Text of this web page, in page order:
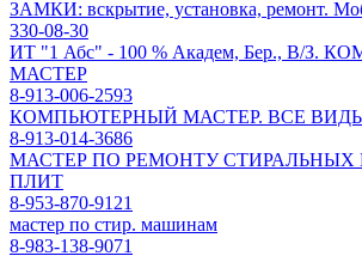
ЗАМКИ: вскрытие, установка, ремонт.
330-08-30
ИТ "1 Абс" - 100 % Академ, Бер., В/З.
МАСТЕР
8-913-006-2593
КОМПЬЮТЕРНЫЙ МАСТЕР. ВСЕ
8-913-014-3686
МАСТЕР ПО РЕМОНТУ
ПЛИТ
8-953-870-9121
мастер по стир. машинам
8-983-138-9071